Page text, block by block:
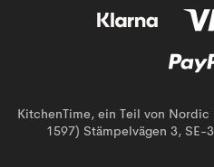
KitchenTime, ein Teil von
1597) Stämpelvägen 3, SE-